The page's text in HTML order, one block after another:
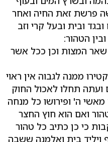
פרשת זאת החיה ואחר
ובית ובעל קרי וזב
הטהור:
המצות וכן ככל אשר
ממנה לגבוה אין ראוי
ועתה תחלו לאכול החוק
ה' ופירושו כל מנחה
ואם הוא חוץ החצר
כי כן כתיב כל טהור
ויליד בית ואלמנה ששבה